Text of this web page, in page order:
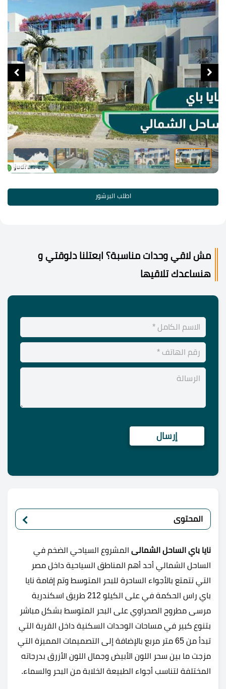
اطلب البرشور
مش لاقي وحدات مناسبة؟ ابعتلنا دلوقتي و
هنساعدك تلاقيها
المحتوى
نايا باي الساحل الشمالى المشروع السياحي الضخم في
الساحل الشمالي أحد أهم المناطق السياحية داخل مصر
التي تتمتع بالأجواء الساحرة للبحر المتوسط وتم إقامة نايا
باي راس الحكمة في على الكيلو 212 طريق اسكندرية
مرسى مطروح الصحراوي على البحر المتوسط بشكل مباشر
بتنوع كبير في مساحات الوحدات السكنية داخل القرية التي
تبدأ من 65 متر مربع بالإضافة إلى التصميمات المميزة التي
مزجت ما بين سحر اللون الأبيض وجمال اللون الأزرق بدرجاته
المختلفة لتناسب أجواء الطبيعة الخلابة من البحر والسماء.